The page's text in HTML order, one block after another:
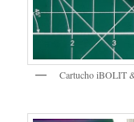
Cartucho iBOLIT